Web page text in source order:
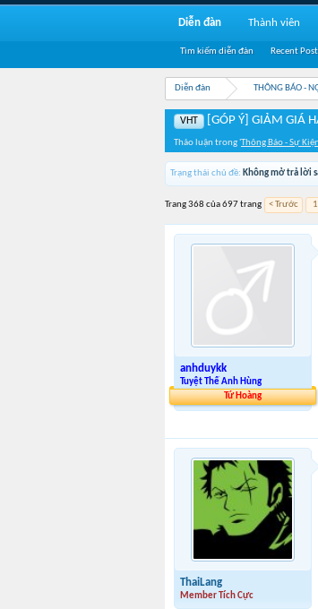
Diễn đàn
VHT [GÓP Ý] GIẢM GIÁ
Thảo luận trong 'Thông Báo - Sự
Trạng thái chủ đề: Không mở trả lời
Trang 368 của 697 trang < Trước 1
anhduykk
Tuyệt Thế Anh Hùng
Tứ Hoàng
ThaiLang
Member Tích Cực
Diễn đàn
Tìm kiếm diễn đàn Recent
Thành viên